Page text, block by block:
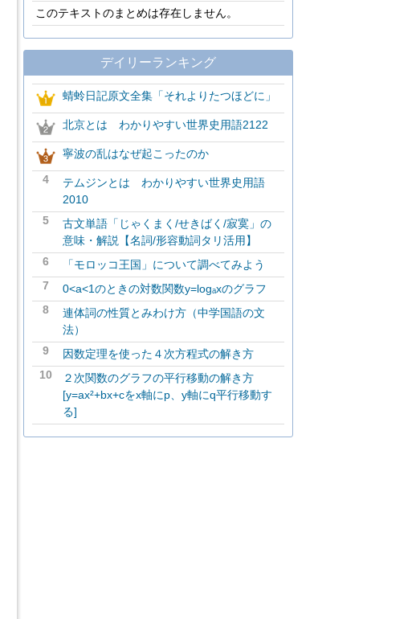
このテキストのまとめは存在しません。
デイリーランキング
蜻蛉日記原文全集「それよりたつほどに」
北京とは わかりやすい世界史用語2122
寧波の乱はなぜ起こったのか
4
テムジンとは わかりやすい世界史用語
2010
5
古文単語「じゃくまく/せきばく/寂寞」の
意味・解説【名詞/形容動詞タリ活用】
6
「モロッコ王国」について調べてみよう
7
0<a<1のときの対数関数y=logₐxのグラフ
8
連体詞の性質とみわけ方（中学国語の文
法）
9
因数定理を使った４次方程式の解き方
10
２次関数のグラフの平行移動の解き方
[y=ax²+bx+cをx軸にp、y軸にq平行移動す
る]